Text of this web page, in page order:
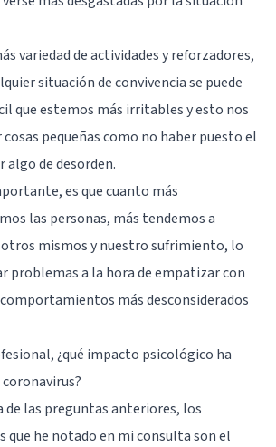
variedad de actividades y reforzadores,
situación de convivencia se puede
que estemos más irritables y esto nos
pequeñas como no haber puesto el
de desorden.
es que cuanto más
las personas, más tendemos a
mismos y nuestro sufrimiento, lo
problemas a la hora de empatizar con
más desconsiderados
¿qué impacto psicológico ha
de las preguntas anteriores, los
que he notado en mi consulta son el